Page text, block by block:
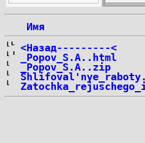
Имя
<Назад---------<
_Popov_S.A..html
_Popov_S.A..zip